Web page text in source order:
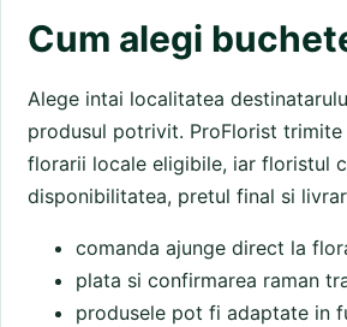
Cum alegi
Alege intai localitatea
produsul potrivit. ProFlorist
florarii locale eligibile, iar floristul
disponibilitatea, pretul final si
comanda ajunge direct la
plata si confirmarea raman
produsele pot fi adaptate in